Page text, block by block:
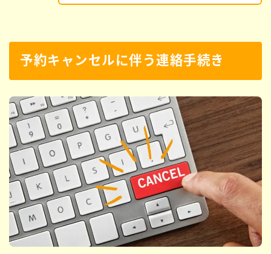
予約キャンセルに伴う連絡手続き